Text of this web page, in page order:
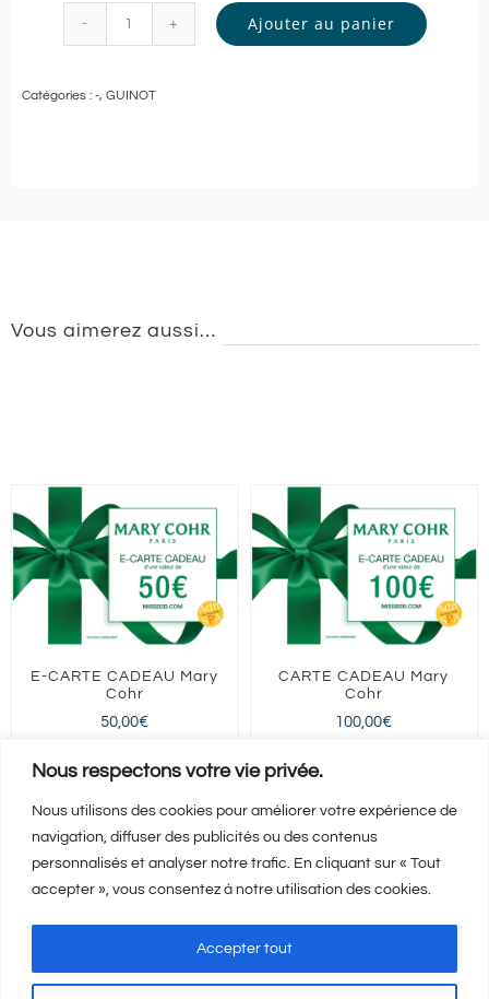
Nous respectons votre vie privée.
Nous utilisons des cookies pour améliorer votre expérience de
navigation, diffuser des publicités ou des contenus
personnalisés et analyser notre trafic. En cliquant sur « Tout
accepter », vous consentez à notre utilisation des cookies.
Accepter tout
INSTITUT
et
|
Rochechouart
Ajouter au panier
Catégories : -, GUINOT
Vous aimerez aussi…
E-CARTE CADEAU Mary
Cohr
50,00€
FRANCE entière
Ajouter au panier
Détails
CARTE CADEAU Mary
Cohr
100,00€
Ajouter au panier
Détails